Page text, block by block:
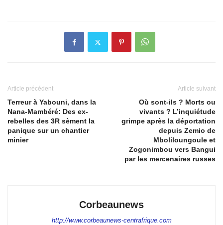
Article précédent
Terreur à Yabouni, dans la
Nana-Mambéré: Des ex-
rebelles des 3R sèment la
panique sur un chantier
minier
Article suivant
Où sont-ils ? Morts ou
vivants ? L’inquiétude
grimpe après la déportation
depuis Zemio de
Mboliloungoule et
Zogonimbou vers Bangui
par les mercenaires russes
Corbeaunews
http://www.corbeaunews-centrafrique.com